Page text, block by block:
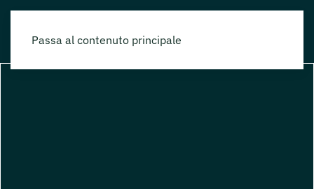
Passa al contenuto principale